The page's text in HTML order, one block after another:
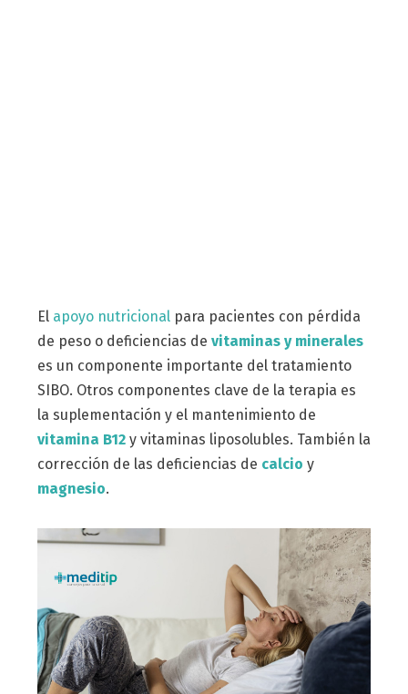
El apoyo nutricionalpara pacientes con pérdida
de peso o deficiencias de vitaminas y minerales
es un componente importante del tratamiento
SIBO. Otros componentes clave de la terapia es
la suplementación y el mantenimiento de
vitamina B12 y vitaminas liposolubles. También la
corrección de las deficiencias de calcio y
magnesio.